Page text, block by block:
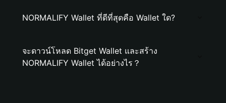
NORMALIFY Wallet ที่ดีที่สุดคือ Wallet ใด?
จะดาวน์โหลด Bitget Wallet และสร้าง
NORMALIFY Wallet ได้อย่างไร？